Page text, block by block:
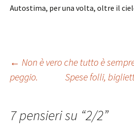
Autostima, per una volta, oltre il
← Non è vero che tutto è
peggio.
Spese folli,
7 pensieri su “2/2”